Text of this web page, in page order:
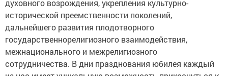
духовного возрождения, укрепления культурно-
исторической преемственности поколений,
дальнейшего развития плодотворного
государственнорелигиозного взаимодействия,
межнационального и межрелигиозного
сотрудничества. В дни празднования юбилея каждый